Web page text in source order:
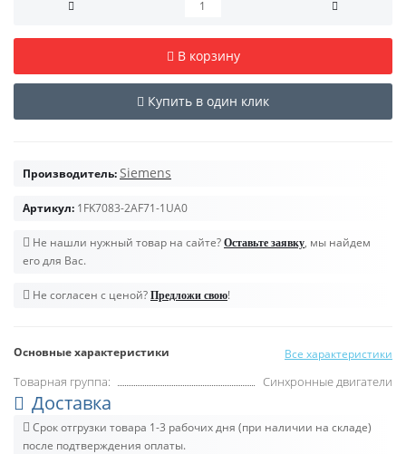
В корзину
Купить в один клик
Производитель:Siemens
Артикул: 1FK7083-2AF71-1UA0
Не нашли нужный товар на сайте? Оставьте заявку, мы найдем
его для Вас.
Не согласен с ценой? Предложи свою!
Основные характеристики Все характеристики
Товарная группа: Синхронные двигатели
Доставка
Срок отгрузки товара 1-3 рабочих дня (при наличии на складе)
после подтверждения оплаты.